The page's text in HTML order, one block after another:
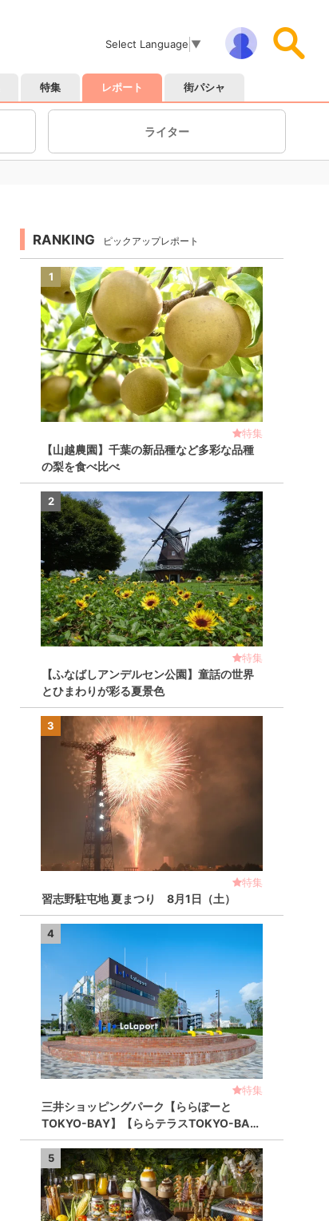
Select Language ▼
特集 レポート 街パシャ
ライター
RANKING ピックアップレポート
1
特集
【山越農園】千葉の新品種など多彩な品種
の梨を食べ比べ
2
特集
【ふなばしアンデルセン公園】童話の世界
とひまわりが彩る夏景色
3
特集
習志野駐屯地 夏まつり 8月1日（土）
4
特集
三井ショッピングパーク【ららぽーと
TOKYO-BAY】【ららテラスTOKYO-BA…
5